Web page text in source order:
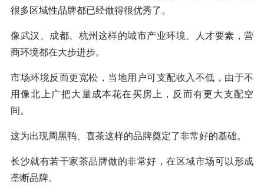
很多区域性品牌都已经做得很优秀了。
像武汉、成都、杭州这样的城市产业环境、人才要素，营
商环境都在大步进步。
市场环境反而更宽松，当地用户可支配收入不低，由于不
用像北上广把大量成本花在买房上，反而有更大支配空
间。
这为出现周黑鸭、喜茶这样的品牌奠定了非常好的基础。
长沙就有若干家茶品牌做的非常好，在区域市场可以形成
垄断品牌。